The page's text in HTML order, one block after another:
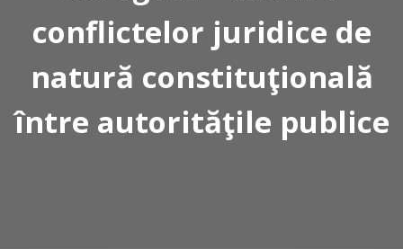
conflictelor juridice de
natură constituţională
între autorităţile publice